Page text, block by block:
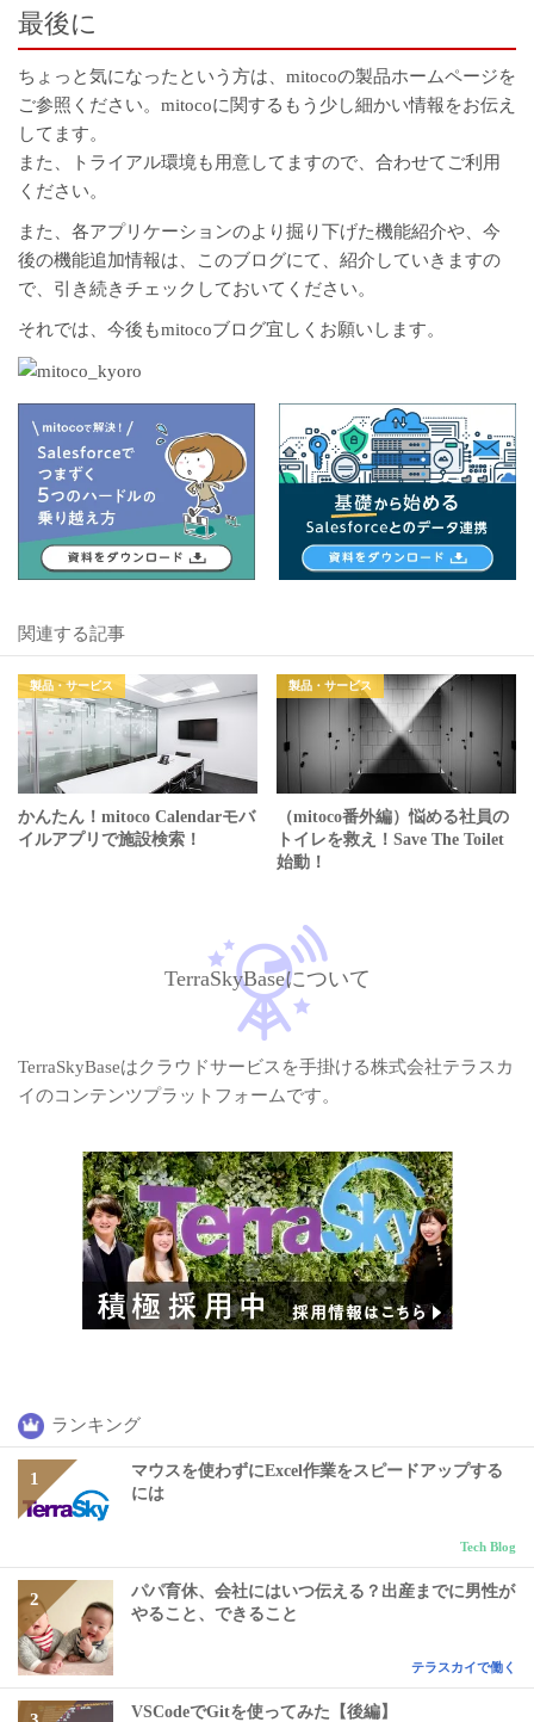
最後に
ちょっと気になったという方は、 mitocoの製品ホームページを
ご参照ください。mitocoに関するもう少し細かい情報をお伝え
してます。
また、トライアル環境も用意してますので、合わせてご利用
ください。
また、各アプリケーションのより掘り下げた機能紹介や、今
後の機能追加情報は、このブログにて、紹介していきますの
で、引き続きチェックしておいてください。
それでは、今後もmitocoブログ宜しくお願いします。
関連する記事
製品・サービス
かんたん！mitoco Calendarモバ
イルアプリで施設検索！
製品・サービス
（mitoco番外編）悩める社員の
トイレを救え！Save The Toilet
始動！
TerraSkyBaseについて
TerraSkyBaseはクラウドサービスを手掛ける株式会社テラスカ
イのコンテンツプラットフォームです。
ランキング
マウスを使わずにExcel作業をスピードアップする
には
Tech Blog
パパ育休、会社にはいつ伝える？出産までに男性が
やること、できること
テラスカイで働く
VSCodeでGitを使ってみた【後編】